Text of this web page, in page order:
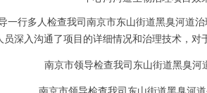
一行多人检查我司南京市东山街道黑臭河道
员深入沟通了项目的详细情况和治理技术，对